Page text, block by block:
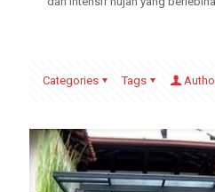
Categories Tags